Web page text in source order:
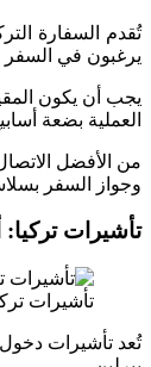
تُقدم السفارة
يرغبون في السفر
يجب أن يكون
العملية بضعة
من الأفضل
وجواز السفر
تأشيرات
تأشيرات
تُعد تأشيرات دخول